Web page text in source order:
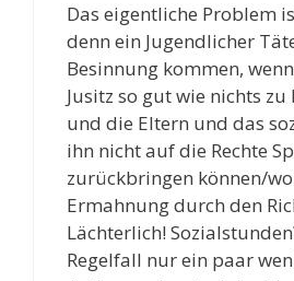
Das eigentliche Problem
denn ein Jugendlicher
Besinnung kommen,
Jusitz so gut wie nichts
und die Eltern und das
ihn nicht auf die Rechte
zurückbringen können/
Ermahnung durch den
Lächterlich!
Regelfall nur ein paar